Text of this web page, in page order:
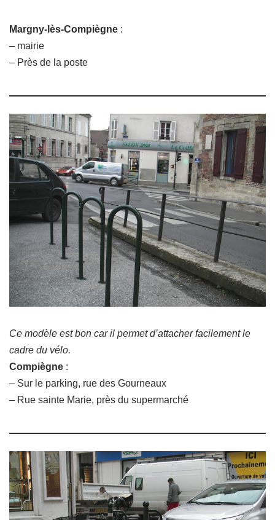
Margny-lès-Compiègne :
– mairie
– Près de la poste
Ce modèle est bon car il permet d’attacher facilement le
cadre du vélo.
Compiègne :
– Sur le parking, rue des Gourneaux
– Rue sainte Marie, près du supermarché